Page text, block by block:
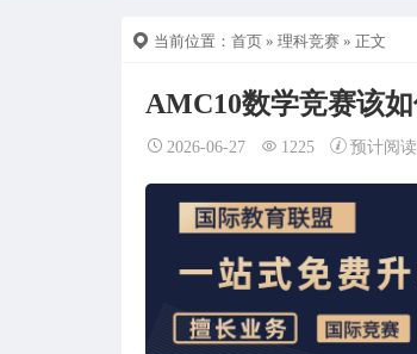
当前位置： 首页 » 理科竞赛 » 正文
AMC10数学竞赛该
2026-06-27 1225 预计阅